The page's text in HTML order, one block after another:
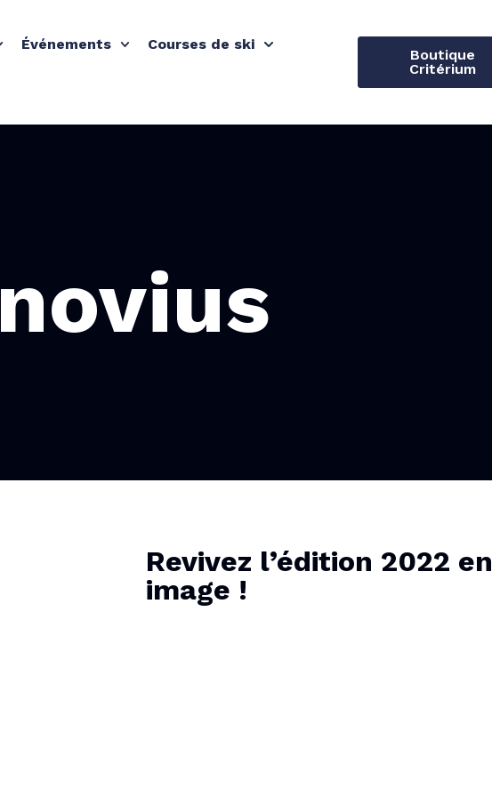
Événements Courses de ski
Boutique
Critérium
novius
Revivez l’édition 2022 en
image !